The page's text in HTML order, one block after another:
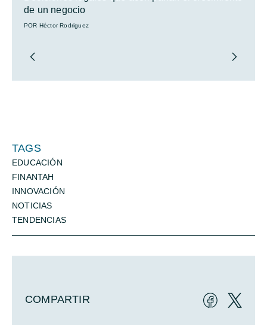
de un negocio
POR Héctor Rodriguez
TAGS
EDUCACIÓN
FINANTAH
INNOVACIÓN
NOTICIAS
TENDENCIAS
COMPARTIR